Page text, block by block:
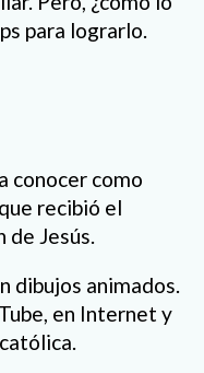
para lograrlo.
conocer como
recibió el
de Jesús.
dibujos animados.
en Internet y